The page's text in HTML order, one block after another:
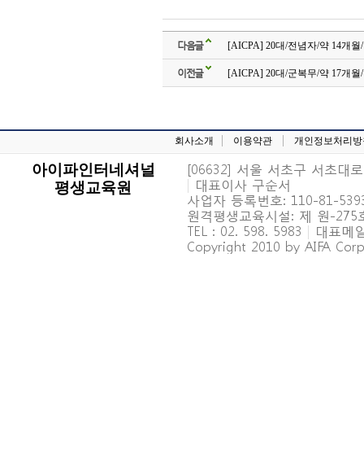
다음글 [AICPA] 20대/전념자/약 14개
이전글 [AICPA] 20대/군복무/약 17개
회사소개 이용약관 개인정보처리
아이파인터네셔널
평생교육원
[06632] 서울 서초구 서초대
| 대표이사 구순서
사업자 등록번호: 110-81-
원격평생교육시설: 제 원-
TEL : 02. 598. 5983 | 대표메
Copyright 2010 by AIFA